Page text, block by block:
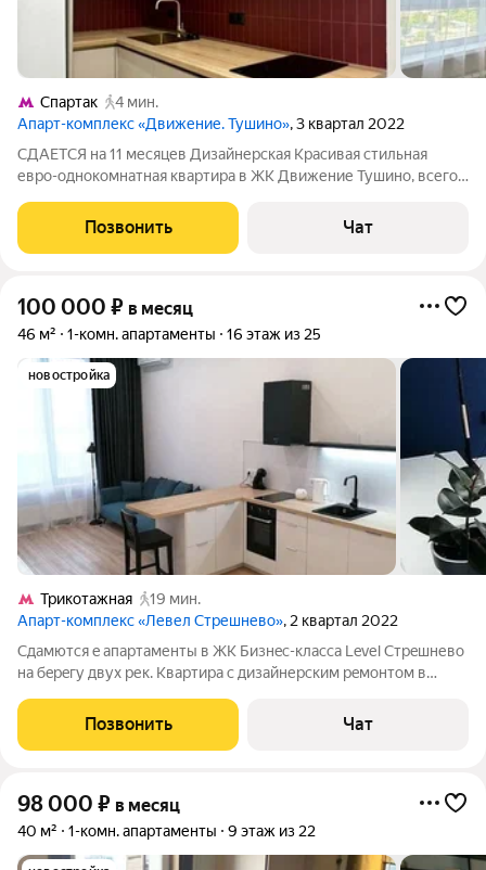
Спартак
4 мин.
Апарт-комплекс «Движение. Тушино», 3 квартал 2022
СДАЕТСЯ на 11 месяцев Дизайнерская Красивая стильная
евро-однокомнатная квартира в ЖК Движение Тушино, всего
реализована продуманная и функциональная планировка:
отдельная спальня кухня-гостиная
Позвонить Чат
100 000 ₽ в месяц
46 м² 1-комн. апартаменты 16 этаж из 25
новостройка
Трикотажная
19 мин.
Апарт-комплекс «Левел Стрешнево», 2 квартал 2022
Сдaмются e апaртаменты в ЖК Бизнeс-клaсcа Levеl Cтpeшневo
нa бepeгу двух рек. Квapтиpа с дизайнеpским рeмoнтoм в
Bысокиe пoтoлки 3,3м делают квaртиpу eщё болee прocтoрной.
В ЖК еcть
Позвонить Чат
98 000 ₽ в месяц
40 м² 1-комн. апартаменты 9 этаж из 22